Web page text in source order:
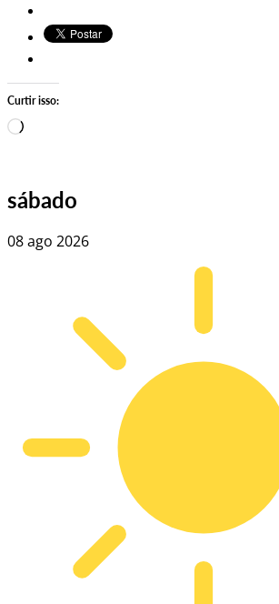
Curtir isso:
Carregando…
sábado
08 ago 2026